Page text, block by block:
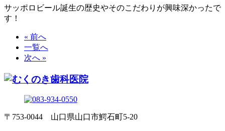
サッポロビール誕生の歴史やそのこだわりが興味深かったで
す！
« 前へ
一覧へ
次へ »
〒753-0044 山口県山口市鰐石町5-20